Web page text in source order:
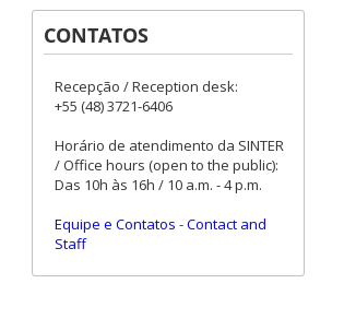
CONTATOS
Recepção / Reception desk:
+55 (48) 3721-6406
Horário de atendimento da SINTER
/ Office hours (open to the public):
Das 10h às 16h / 10 a.m. - 4 p.m.
Equipe e Contatos -Contact and
Staff